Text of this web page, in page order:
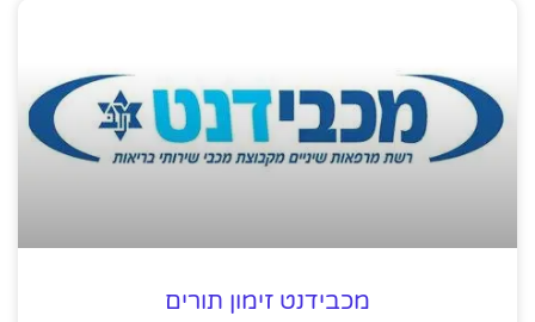
מכבידנט זימון תורים